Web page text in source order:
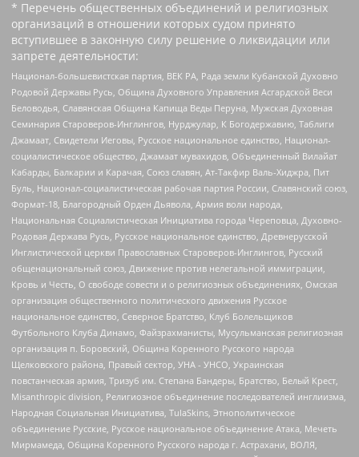
* Перечень общественных объединений и религиозных
организаций в отношении которых судом принято
вступившее в законную силу решение о ликвидации или
запрете деятельности:
Национал-большевистская партия, ВЕК РА, Рада земли Кубанской Духовно
Родовой Державы Русь, Община Духовного Управления Асгардской Веси
Беловодья, Славянская Община Капища Веды Перуна, Мужская Духовная
Семинария Староверов-Инглингов, Нурджулар, К Богодержавию, Таблиги
Джамаат, Свидетели Иеговы, Русское национальное единство, Национал-
социалистическое общество, Джамаат мувахидов, Объединенный Вилайат
Кабарды, Балкарии и Карачая, Союз славян, Ат-Такфир Валь-Хиджра, Пит
Буль, Национал-социалистическая рабочая партия России, Славянский союз,
Формат-18, Благородный Орден Дьявола, Армия воли народа,
Национальная Социалистическая Инициатива города Череповца, Духовно-
Родовая Держава Русь, Русское национальное единство, Древнерусской
Инглистической церкви Православных Староверов-Инглингов, Русский
общенациональный союз, Движение против нелегальной иммиграции,
Кровь и Честь, О свободе совести и о религиозных объединениях, Омская
организация общественного политического движения Русское
национальное единство, Северное Братство, Клуб Болельщиков
Футбольного Клуба Динамо, Файзрахманисты, Мусульманская религиозная
организация п. Боровский, Община Коренного Русского народа
Щелковского района, Правый сектор, УНА - УНСО, Украинская
повстанческая армия, Тризуб им. Степана Бандеры, Братство, Белый Крест,
Misanthropic division, Религиозное объединение последователей инглиизма,
Народная Социальная Инициатива, TulaSkins, Этнополитическое
объединение Русские, Русское национальное объединение Атака, Мечеть
Мирмамеда, Община Коренного Русского народа г. Астрахани, ВОЛЯ,